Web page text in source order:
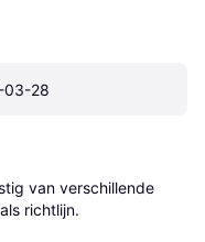
03-28
van verschillende
richtlijn.